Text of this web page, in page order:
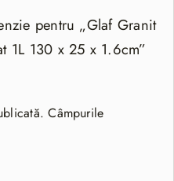
pentru „Glaf Granit
1L 130 x 25 x 1.6cm”
Câmpurile